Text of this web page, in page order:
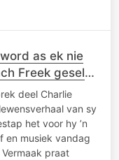
as ek nie
Freek gesels
deel Charlie
van sy
het voor hy ’n
en musiek vandag
praat